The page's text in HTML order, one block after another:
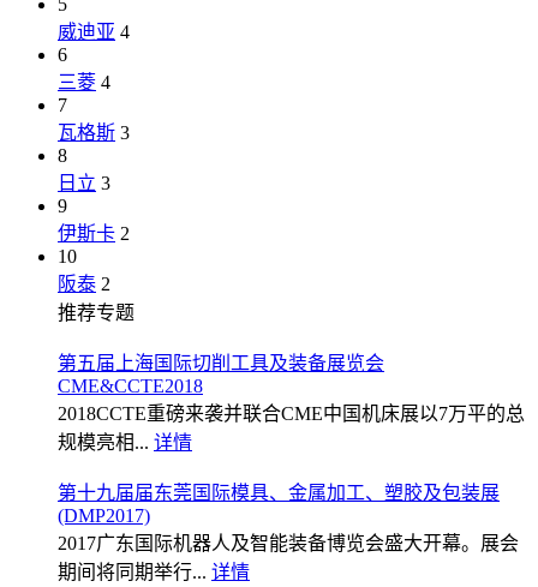
威迪亚 4
6
三菱 4
7
瓦格斯 3
8
日立 3
9
伊斯卡 2
10
阪泰 2
推荐专题
第五届上海国际切削工具及装备展览会
CME&CCTE2018
2018CCTE重磅来袭并联合CME中国机床展以7万平的总
规模亮相... 详情
第十九届届东莞国际模具、金属加工、塑胶及包装展
(DMP2017)
2017广东国际机器人及智能装备博览会盛大开幕。展会
期间将同期举行... 详情